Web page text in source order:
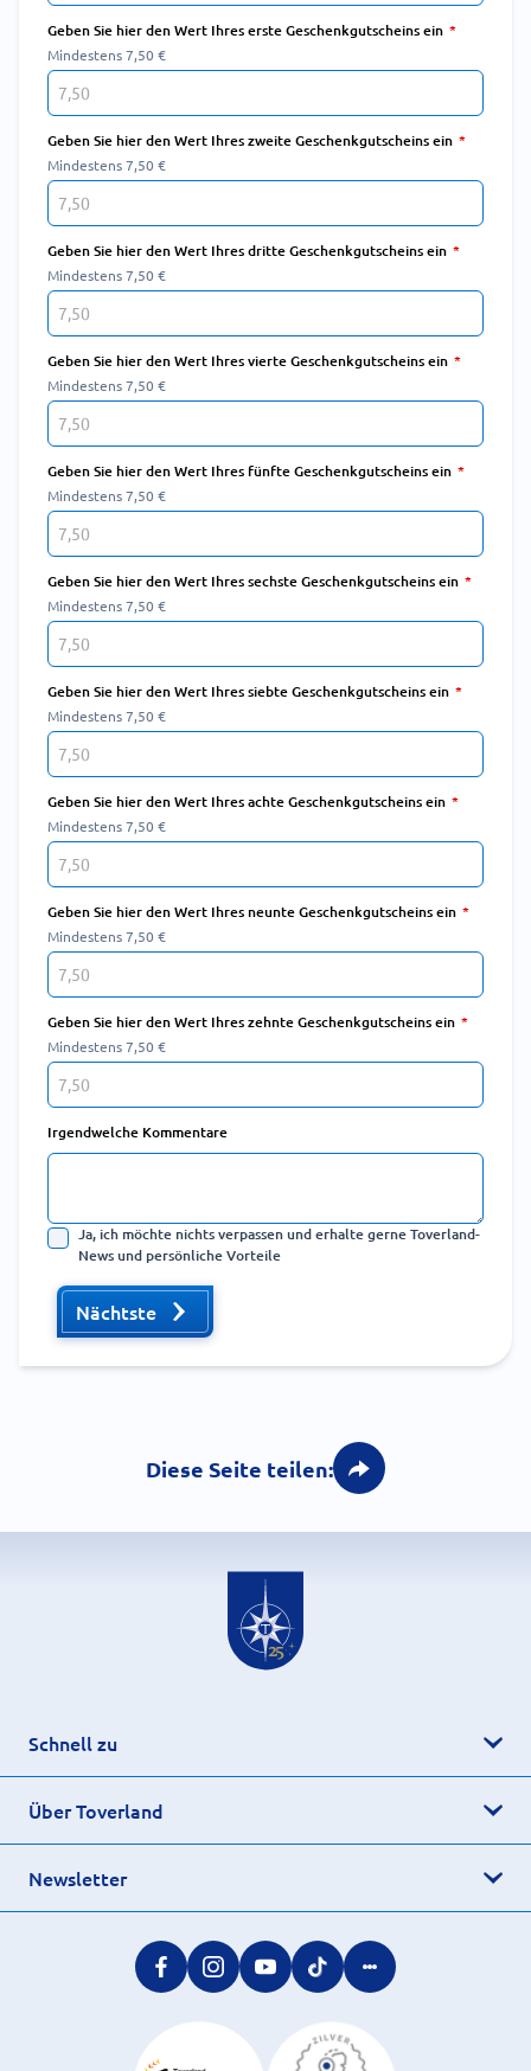
Geben Sie hier den Wert Ihres erste Geschenkgutscheins ein
Mindestens 7,50 €
Geben Sie hier den Wert Ihres zweite Geschenkgutscheins ein
Mindestens 7,50 €
Geben Sie hier den Wert Ihres dritte Geschenkgutscheins ein
Mindestens 7,50 €
Geben Sie hier den Wert Ihres vierte Geschenkgutscheins ein
Mindestens 7,50 €
Geben Sie hier den Wert Ihres fünfte Geschenkgutscheins ein
Mindestens 7,50 €
Geben Sie hier den Wert Ihres sechste Geschenkgutscheins ein
Mindestens 7,50 €
Geben Sie hier den Wert Ihres siebte Geschenkgutscheins ein
Mindestens 7,50 €
Geben Sie hier den Wert Ihres achte Geschenkgutscheins ein
Mindestens 7,50 €
Geben Sie hier den Wert Ihres neunte Geschenkgutscheins ein
Mindestens 7,50 €
Geben Sie hier den Wert Ihres zehnte Geschenkgutscheins ein
Mindestens 7,50 €
Irgendwelche Kommentare
Ja, ich möchte nichts verpassen und erhalte gerne Toverland-
News und persönliche Vorteile
Nächtste
Diese Seite teilen:
Schnell zu
Über Toverland
Newsletter